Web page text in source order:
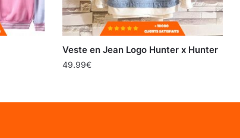
Veste en Jean Logo Hunter x Hunter
49.99€